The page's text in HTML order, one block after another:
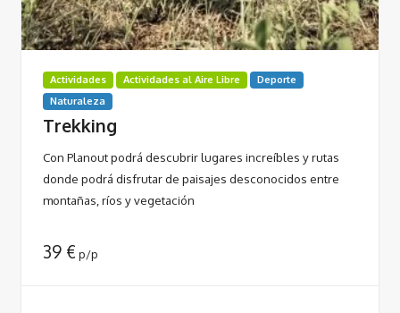
Actividades Actividades al Aire Libre
Deporte
Naturaleza
Trekking
Con Planout podrá descubrir lugares increíbles y rutas
donde podrá disfrutar de paisajes desconocidos entre
montañas, ríos y vegetación
39 € p/p